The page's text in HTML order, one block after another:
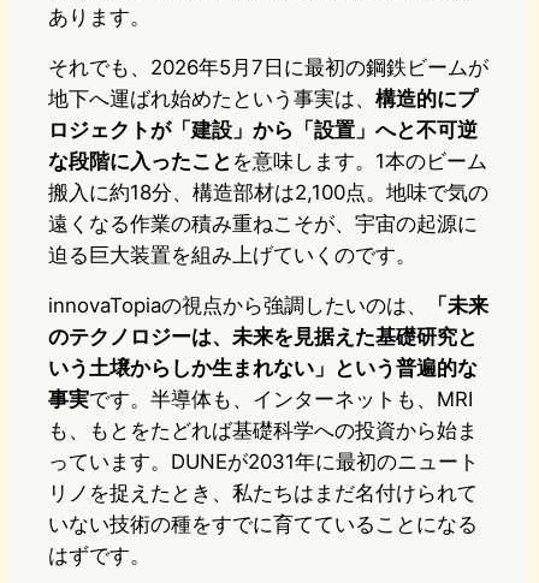
あります。
それでも、2026年5月7日に最初の鋼鉄ビームが
地下へ運ばれ始めたという事実は、 構造的にプ
ロジェクトが「建設」から「設置」へと不可逆
な段階に入ったこと を意味します。1本のビーム
搬入に約18分、構造部材は2,100点。地味で気の
遠くなる作業の積み重ねこそが、宇宙の起源に
迫る巨大装置を組み上げていくのです。
innovaTopiaの視点から強調したいのは、
「未来
のテクノロジーは、未来を見据えた基礎研究と
いう土壌からしか生まれない」という普遍的な
事実です。半導体も、インターネットも、MRI
も、もとをたどれば基礎科学への投資から始ま
っています。DUNEが2031年に最初のニュート
リノを捉えたとき、私たちはまだ名付けられて
いない技術の種をすでに育てていることになる
はずです。